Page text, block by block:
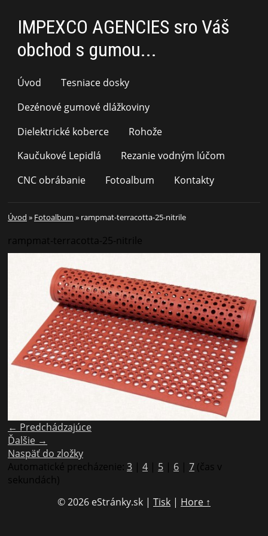
IMPEXCO AGENCIES sro Váš
obchod s gumou...
Úvod
Tesniace dosky
Dezénové gumové dlážkoviny
Dielektrické koberce
Rohože
Kaučukové Lepidlá
Rezanie vodným lúčom
CNC obrábanie
Fotoalbum Kontakty
Úvod » Fotoalbum » rampmat-terracotta-25-nitrile
rampmat-terracotta-25-nitrile
← Predchádzajúce
Ďalšie →
Naspäť do zložky
Automatické precházenie: 3 | 4 | 5 | 6 | 7 (čas v
sekundách)
© 2026 eStránky.sk | Tisk | Hore ↑